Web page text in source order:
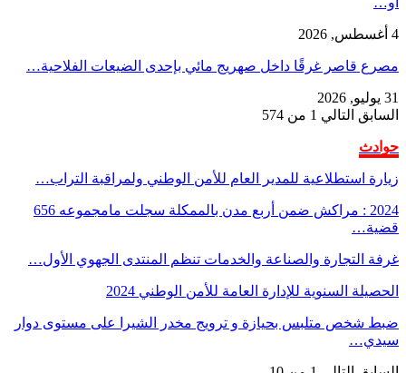
4 أغسطس, 2026
مصرع قاصر غرقًا داخل صهريج مائي بإحدى الضيعات الفلاحية…
31 يوليو, 2026
السابق التالي 1 من 574
حوادث
زيارة استطلاعية للمدير العام للأمن الوطني ولمراقبة التراب…
2024 : مراكش ضمن أربع مدن بالممكلة سجلت مامجموعه 656
قضية…
غرفة التجارة والصناعة والخدمات تنظم المنتدى الجهوي الأول…
الحصيلة السنوية للإدارة العامة للأمن الوطني 2024
ضبط شخص متلبس بحيازة و ترويج مخدر الشيرا على مستوى دوار
سيدي…